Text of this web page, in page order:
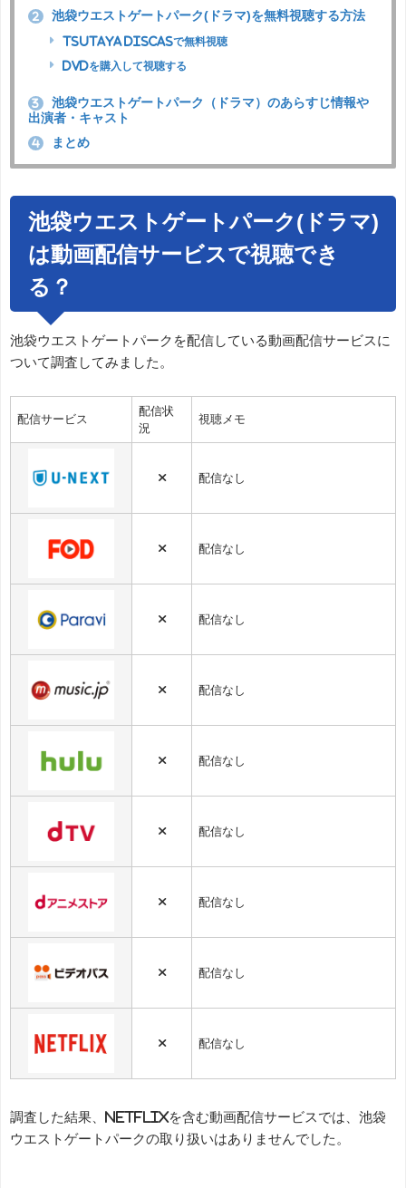
2 池袋ウエストゲートパーク(ドラマ)を無料視聴する方法
TSUTAYA DISCASで無料視聴
DVDを購入して視聴する
3
池袋ウエストゲートパーク（ドラマ）のあらすじ情報や
出演者・キャスト
4 まとめ
池袋ウエストゲートパーク(ドラマ)
は動画配信サービスで視聴でき
る？
池袋ウエストゲートパークを配信している動画配信サービスに
ついて調査してみました。
配信サービス
配信状
況
視聴メモ
× 配信なし
× 配信なし
× 配信なし
× 配信なし
× 配信なし
× 配信なし
× 配信なし
× 配信なし
× 配信なし
調査した結果、Netflixを含む動画配信サービスでは、池袋
ウエストゲートパークの取り扱いはありませんでした。